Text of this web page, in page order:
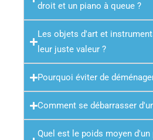
droit et un piano à queue ?
Les objets d'art et
leur juste valeur ?
Pourquoi éviter de
Comment se débarrasser
Quel est le poids moyen